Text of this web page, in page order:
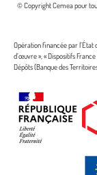
© Copyright Cemea pour
Opération financée par l’État
d’œuvre », « Dispositifs
Dépôts (Banque des